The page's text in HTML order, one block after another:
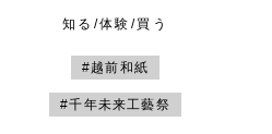
知る/体験/買う
#越前和紙
#千年未来工藝祭